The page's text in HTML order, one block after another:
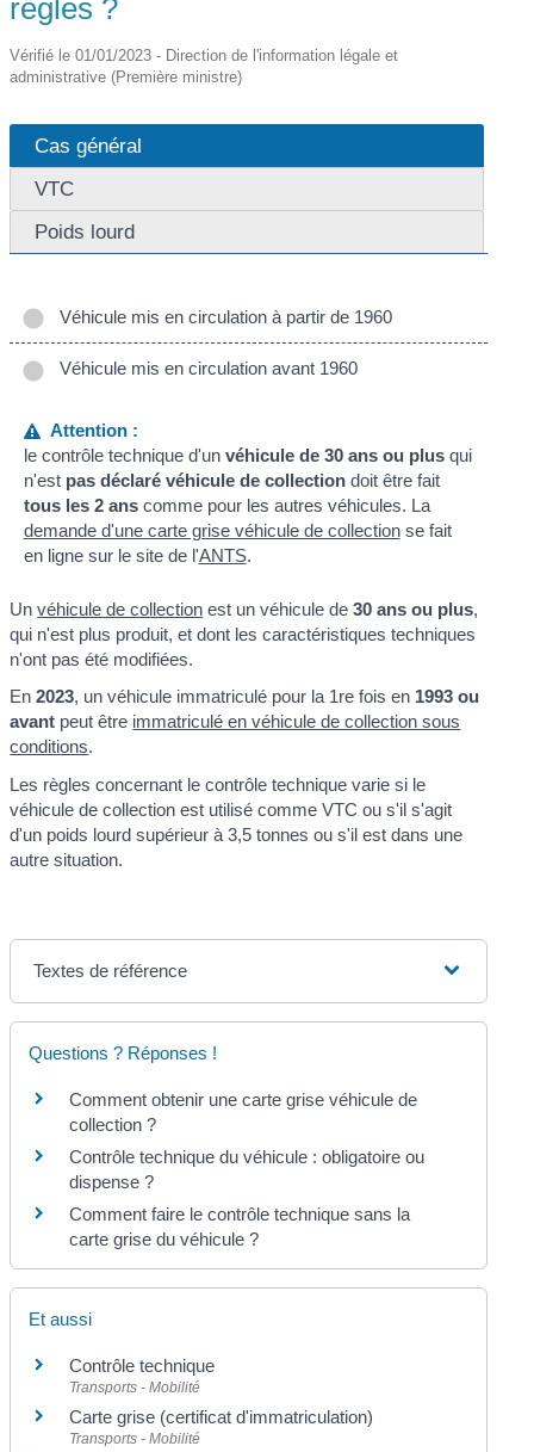
règles ?
Vérifié le 01/01/2023 - Direction de l'information légale et
administrative (Première ministre)
Cas général
VTC
Poids lourd
Véhicule mis en circulation à partir de 1960
Véhicule mis en circulation avant 1960
Attention :
le contrôle technique d'un véhicule de 30 ans ou plusqui
n'est pas déclaré véhicule de collectiondoit être fait
tous les 2 anscomme pour les autres véhicules. La
demande d'une carte grise véhicule de collectionse fait
en ligne sur le site de l'ANTS.
Unvéhicule de collection est un véhicule de30 ans ou plus,
qui n'est plus produit, et dont les caractéristiques techniques
n'ont pas été modifiées.
En2023, un véhicule immatriculé pour la 1re fois en 1993 ou
avant peut être immatriculé en véhicule de collection sous
conditions.
Les règles concernant le contrôle technique varie si le
véhicule de collection est utilisé comme VTC ou s'il s'agit
d'un poids lourd supérieur à 3,5 tonnes ou s'il est dans une
autre situation.
Textes de référence
Questions ? Réponses !
Comment obtenir une carte grise véhicule de
collection ?
Contrôle technique du véhicule : obligatoire ou
dispense ?
Comment faire le contrôle technique sans la
carte grise du véhicule ?
Et aussi
Contrôle technique
Transports - Mobilité
Carte grise (certificat d'immatriculation)
Transports - Mobilité